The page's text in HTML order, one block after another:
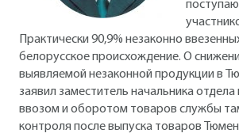
Практически 90,9% незаконно
белорусское происхождение. О
выявляемой незаконной продукции в
заявил заместитель начальника отдела
ввозом и оборотом товаров службы
контроля после выпуска товаров